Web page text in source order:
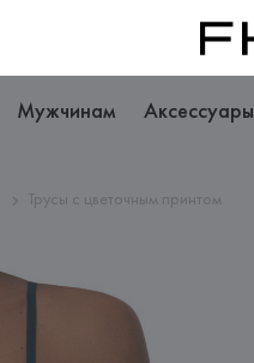
Мужчинам Аксессуары
Трусы с цветочным принтом